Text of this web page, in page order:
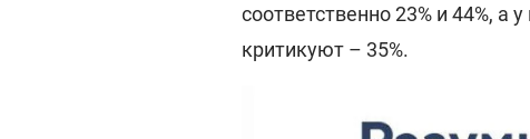
соответственно 23% и 44%, а
критикуют – 35%.